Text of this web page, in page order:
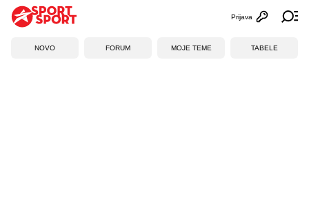
Otvori
Prijava
NOVO FORUM MOJE TEME TABELE